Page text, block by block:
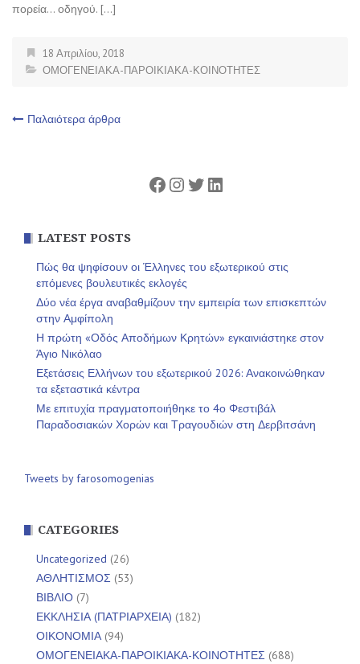
πορεία… οδηγού. […]
18 Απριλίου, 2018
ΟΜΟΓΕΝΕΙΑΚΑ-ΠΑΡΟΙΚΙΑΚΑ-ΚΟΙΝΟΤΗΤΕΣ
Πλοήγηση
Παλαιότερα άρθρα
Facebook
Instagram
Twitter
Linkedin
LATEST POSTS
Πώς θα ψηφίσουν οι Έλληνες του εξωτερικού στις
επόμενες βουλευτικές εκλογές
Δύο νέα έργα αναβαθμίζουν την εμπειρία των επισκεπτών
στην Αμφίπολη
Η πρώτη «Οδός Αποδήμων Κρητών» εγκαινιάστηκε στον
Άγιο Νικόλαο
Εξετάσεις Ελλήνων του εξωτερικού 2026: Ανακοινώθηκαν
τα εξεταστικά κέντρα
Με επιτυχία πραγματοποιήθηκε το 4ο Φεστιβάλ
Παραδοσιακών Χορών και Τραγουδιών στη Δερβιτσάνη
Tweets by farosomogenias
CATEGORIES
Uncategorized (26)
ΑΘΛΗΤΙΣΜΟΣ (53)
ΒΙΒΛΙΟ (7)
ΕΚΚΛΗΣΙΑ (ΠΑΤΡΙΑΡΧΕΙΑ) (182)
ΟΙΚΟΝΟΜΙΑ(94)
ΟΜΟΓΕΝΕΙΑΚΑ-ΠΑΡΟΙΚΙΑΚΑ-ΚΟΙΝΟΤΗΤΕΣ (688)